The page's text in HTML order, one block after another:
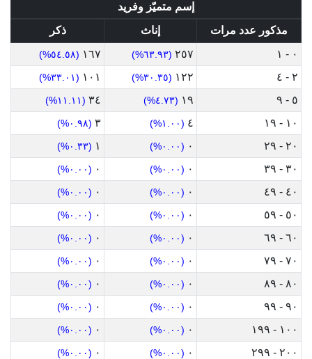
إسم متميّز وفريد
مذكور عدد مرات
إناث
ذكر
٠ - ١
٢٥٧ (٦٣.٩٣%) ١٦٧ (٥٤.٥٨%)
٢ - ٤ ١٢٢ (٣٠.٣٥%) ١٠١ (٣٣.٠١%)
٥ - ٩ ١٩ (٤.٧٣%) ٣٤ (١١.١١%)
١٠ - ١٩ ٤ (١.٠٠%) ٣ (٠.٩٨%)
٢٠ - ٢٩ ٠ (٠.٠٠%) ١ (٠.٣٣%)
٣٠ - ٣٩ ٠ (٠.٠٠%) ٠ (٠.٠٠%)
٤٠ - ٤٩ ٠ (٠.٠٠%) ٠ (٠.٠٠%)
٥٠ - ٥٩ ٠ (٠.٠٠%) ٠ (٠.٠٠%)
٦٠ - ٦٩ ٠ (٠.٠٠%) ٠ (٠.٠٠%)
٧٠ - ٧٩ ٠ (٠.٠٠%) ٠ (٠.٠٠%)
٨٠ - ٨٩ ٠ (٠.٠٠%) ٠ (٠.٠٠%)
٩٠ - ٩٩ ٠ (٠.٠٠%) ٠ (٠.٠٠%)
١٠٠ - ١٩٩ ٠ (٠.٠٠%) ٠ (٠.٠٠%)
٢٠٠ - ٢٩٩ ٠ (٠.٠٠%) ٠ (٠.٠٠%)